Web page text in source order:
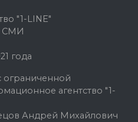
"1-LINE"
СМИ
года
ограниченной
агентство "1-
Андрей Михайлович